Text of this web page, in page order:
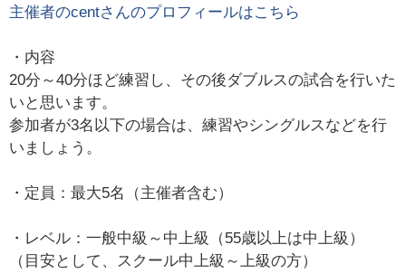
主催者のcentさんのプロフィールはこちら
・内容
20分～40分ほど練習し、その後ダブルスの試合を行いた
いと思います。
参加者が3名以下の場合は、練習やシングルスなどを行
いましょう。
・定員：最大5名（主催者含む）
・レベル：一般中級～中上級（55歳以上は中上級）
（目安として、スクール中上級～上級の方）